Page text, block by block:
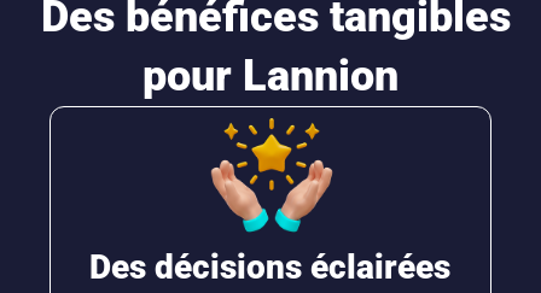
Des bénéfices tangibles
pour Lannion
Des décisions éclairées